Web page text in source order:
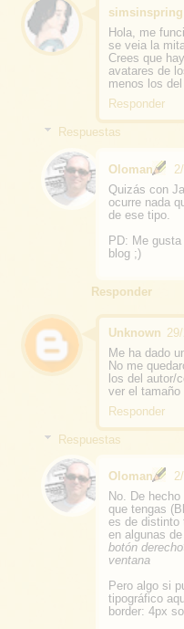
simsinspring
Hola, me
se veia la
Crees que
avatares de
menos los
Responder
Respuestas
Oloman
Quizás con
ocurre nada
de ese tipo.
PD: Me
blog ;)
Responder
Unknown
Me ha dado
No me
los del autor/
ver el tamaño
Responder
Respuestas
Oloman
No. De
que tengas
es de distinto
en algunas
botón
ventana
Pero algo si
tipográfico
border: 4px